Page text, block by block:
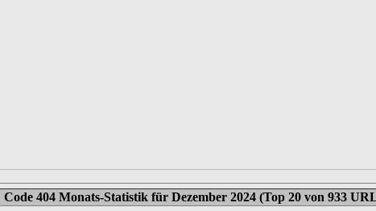
Code 404 Monats-Statistik für Dezember 2024 (Top 20 von 933